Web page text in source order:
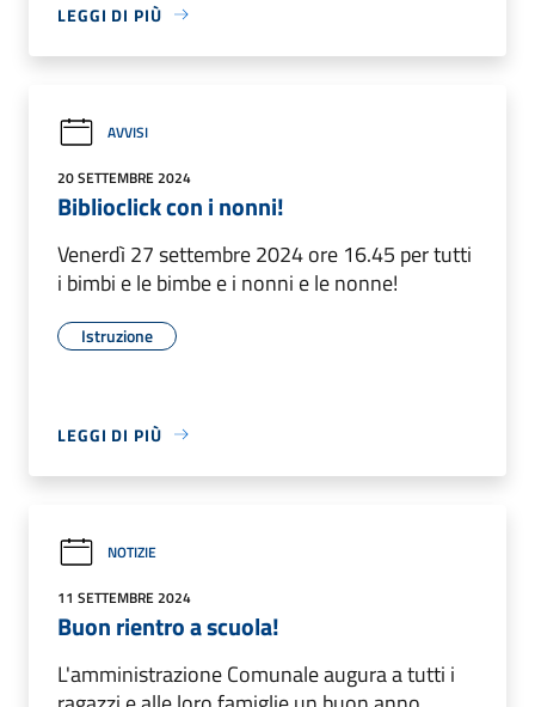
LEGGI DI PIÙ
AVVISI
20 SETTEMBRE 2024
Biblioclick con i nonni!
Venerdì 27 settembre 2024 ore 16.45 per tutti
i bimbi e le bimbe e i nonni e le nonne!
Istruzione
LEGGI DI PIÙ
NOTIZIE
11 SETTEMBRE 2024
Buon rientro a scuola!
L'amministrazione Comunale augura a tutti i